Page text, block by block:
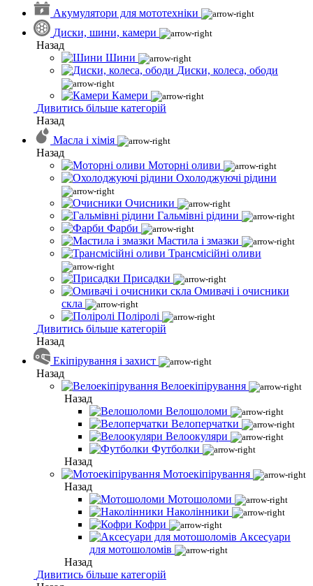
Акумулятори для мототехніки
Диски, шини, камери
Назад
Шини
Диски, колеса, ободи
Камери
Дивитись більше категорій
Назад
Масла і хімія
Назад
Моторні оливи
Охолоджуючі рідини
Очисники
Гальмівні рідини
Фарби
Мастила і змазки
Трансмісійні оливи
Присадки
Омивачі і очисники
скла
Поліролі
Дивитись більше категорій
Назад
Екіпірування і захист
Назад
Велоекіпірування
Назад
Велошоломи
Велоперчатки
Велоокуляри
Футболки
Назад
Мотоекіпірування
Назад
Мотошоломи
Наколінники
Кофри
Аксесуари
для мотошоломів
Назад
Дивитись більше категорій